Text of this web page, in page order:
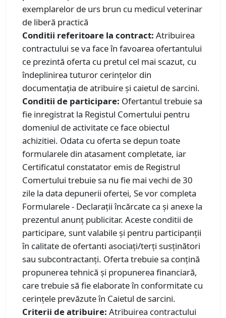
exemplarelor de urs brun cu medicul veterinar
de liberă practică
Conditii referitoare la contract: Atribuirea
contractului se va face în favoarea ofertantului
ce prezintă oferta cu pretul cel mai scazut, cu
îndeplinirea tuturor cerințelor din
documentația de atribuire și caietul de sarcini.
Conditii de participare: Ofertantul trebuie sa
fie inregistrat la Registul Comertului pentru
domeniul de activitate ce face obiectul
achizitiei. Odata cu oferta se depun toate
formularele din atasament completate, iar
Certificatul constatator emis de Registrul
Comertului trebuie sa nu fie mai vechi de 30
zile la data depunerii ofertei, Se vor completa
Formularele - Declarații încărcate ca și anexe la
prezentul anunț publicitar. Aceste conditii de
participare, sunt valabile și pentru participanții
în calitate de ofertanti asociați/terţi susţinători
sau subcontractanți. Oferta trebuie sa conțină
propunerea tehnică și propunerea financiară,
care trebuie să fie elaborate în conformitate cu
cerințele prevăzute în Caietul de sarcini.
Criterii de atribuire: Atribuirea contractului